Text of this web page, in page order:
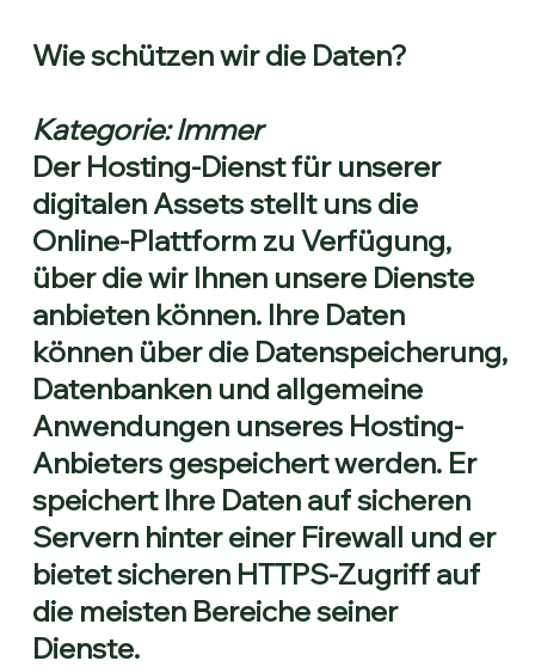
Wie schützen wir die Daten?
Kategorie: Immer
Der Hosting-Dienst für unserer
digitalen Assets stellt uns die
Online-Plattform zu Verfügung,
über die wir Ihnen unsere Dienste
anbieten können. Ihre Daten
können über die Datenspeicherung,
Datenbanken und allgemeine
Anwendungen unseres Hosting-
Anbieters gespeichert werden. Er
speichert Ihre Daten auf sicheren
Servern hinter einer Firewall und er
bietet sicheren HTTPS-Zugriff auf
die meisten Bereiche seiner
Dienste.